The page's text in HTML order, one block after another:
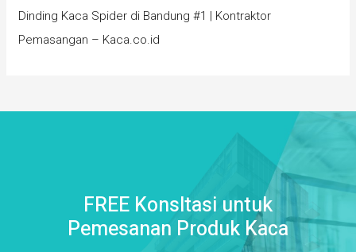
Dinding Kaca Spider di Bandung #1 | Kontraktor
Pemasangan – Kaca.co.id
FREE Konsltasi untuk
Pemesanan Produk Kaca